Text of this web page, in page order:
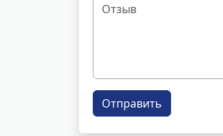
Отправить